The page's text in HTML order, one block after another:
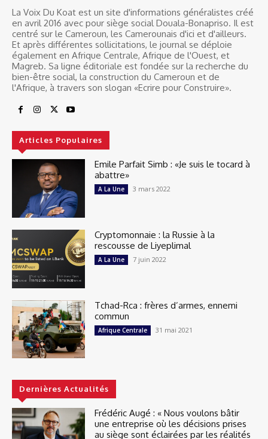
La Voix Du Koat est un site d'informations généralistes créé
en avril 2016 avec pour siège social Douala-Bonapriso. Il est
centré sur le Cameroun, les Camerounais d'ici et d'ailleurs.
Et après différentes sollicitations, le journal se déploie
également en Afrique Centrale, Afrique de l'Ouest, et
Magreb. Sa ligne éditoriale est fondée sur la recherche du
bien-être social, la construction du Cameroun et de
l'Afrique, à travers son slogan «Ecrire pour Construire».
Articles Populaires
Emile Parfait Simb : «Je suis le tocard à
abattre»
A La Une 3 mars 2022
Cryptomonnaie : la Russie à la
rescousse de Liyeplimal
A La Une 7 juin 2022
Tchad-Rca : frères d’armes, ennemi
commun
Afrique Centrale 31 mai 2021
Dernières Actualités
Frédéric Augé : « Nous voulons bâtir
une entreprise où les décisions prises
au siège sont éclairées par les réalités